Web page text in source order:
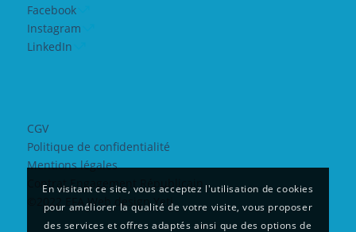
Facebook
Instagram
LinkedIn
CGV
Politique de confidentialité
Mentions légales
Contrat Engagement Républicain
©2022 EFA Web design Yeti
En visitant ce site, vous acceptez l'utilisation de cookies
pour améliorer la qualité de votre visite, vous proposer
des services et offres adaptés ainsi que des options de